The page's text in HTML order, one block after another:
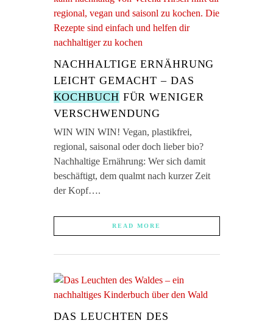
NACHHALTIGE ERNÄHRUNG
LEICHT GEMACHT – DAS
KOCHBUCH FÜR WENIGER
VERSCHWENDUNG
WIN WIN WIN! Vegan, plastikfrei,
regional, saisonal oder doch lieber bio?
Nachhaltige Ernährung: Wer sich damit
beschäftigt, dem qualmt nach kurzer Zeit
der Kopf….
READ MORE
DAS LEUCHTEN DES